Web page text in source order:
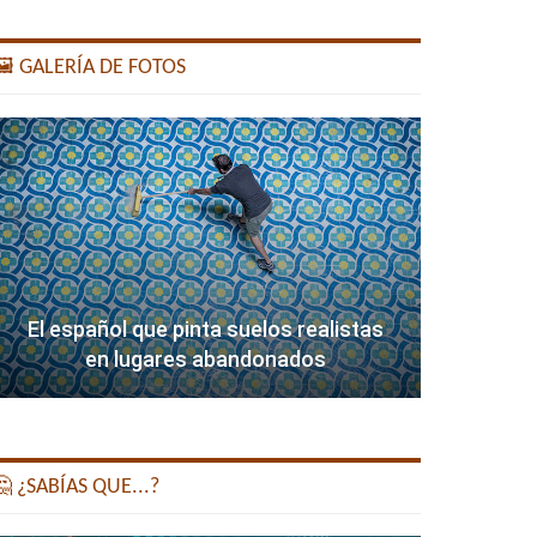
GALERÍA DE FOTOS
El español que pinta suelos realistas
en lugares abandonados
¿SABÍAS QUE...?